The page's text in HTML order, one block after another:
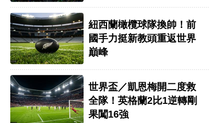
紐西蘭橄欖球隊換帥！前
國手力挺新教頭重返世界
巔峰
世界盃／凱恩梅開二度救
全隊！英格蘭2比1逆轉剛
果闖16強